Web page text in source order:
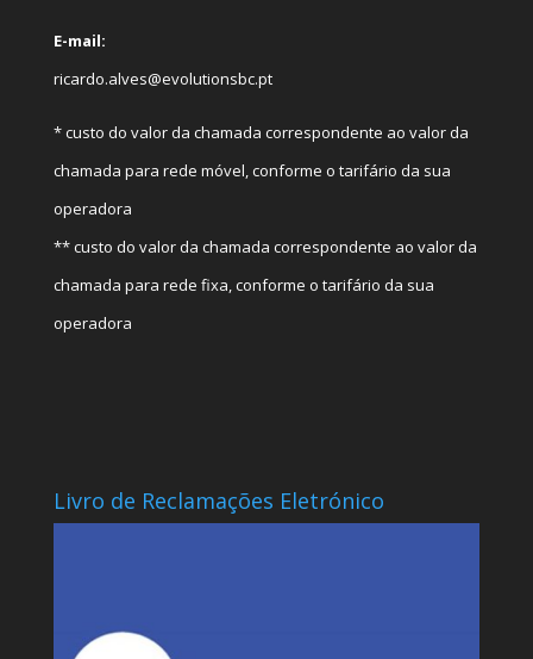
E-mail:
ricardo.alves@evolutionsbc.pt
* custo do valor da chamada correspondente ao valor da
chamada para rede móvel, conforme o tarifário da sua
operadora
** custo do valor da chamada correspondente ao valor da
chamada para rede fixa, conforme o tarifário da sua
operadora
Livro de Reclamações Eletrónico